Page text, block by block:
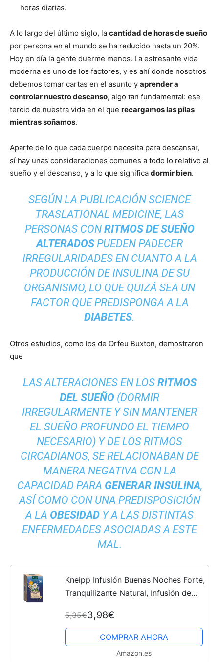
horas diarias.
A lo largo del último siglo, la cantidad de horas de sueño
por persona en el mundo se ha reducido hasta un 20%.
Hoy en dí­a la gente duerme menos. La estresante vida
moderna es uno de los factores, y es ahí­ donde nosotros
debemos tomar cartas en el asunto y aprender a
controlar nuestro descanso, algo tan fundamental: ese
tercio de nuestra vida en el que recargamos las pilas
mientras soñamos.
Aparte de lo que cada cuerpo necesita para descansar,
sí­ hay unas consideraciones comunes a todo lo relativo al
sueño y el descanso, y a lo que significa dormir bien.
SEGÚN LA PUBLICACIÓN SCIENCE
TRASLATIONAL MEDICINE, LAS
PERSONAS CON RITMOS DE SUEÑO
ALTERADOSPUEDEN PADECER
IRREGULARIDADES EN CUANTO A LA
PRODUCCIÓN DE INSULINA DE SU
ORGANISMO, LO QUE QUIZÁ SEA UN
FACTOR QUE PREDISPONGA A LA
DIABETES.
Otros estudios, como los de Orfeu Buxton, demostraron
que
LAS ALTERACIONES EN LOS RITMOS
DEL SUEÑO (DORMIR
IRREGULARMENTE Y SIN MANTENER
EL SUEÑO PROFUNDO EL TIEMPO
NECESARIO) Y DE LOS RITMOS
CIRCADIANOS, SE RELACIONABAN DE
MANERA NEGATIVA CON LA
CAPACIDAD PARA GENERAR INSULINA,
ASÍ­ COMO CON UNA PREDISPOSICIÓN
A LA OBESIDAD Y A LAS DISTINTAS
ENFERMEDADES ASOCIADAS A ESTE
MAL.
Kneipp Infusión Buenas Noches Forte,
Tranquilizante Natural, Infusión de
Ayuda a Reducir el Tiempo para
Conciliar el Sueño,...
5,35€3,98€
COMPRAR AHORA
Amazon.es